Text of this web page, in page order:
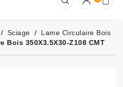
Sciage
Lame Circulaire Bois
Bois 350X3.5X30-Z108 CMT